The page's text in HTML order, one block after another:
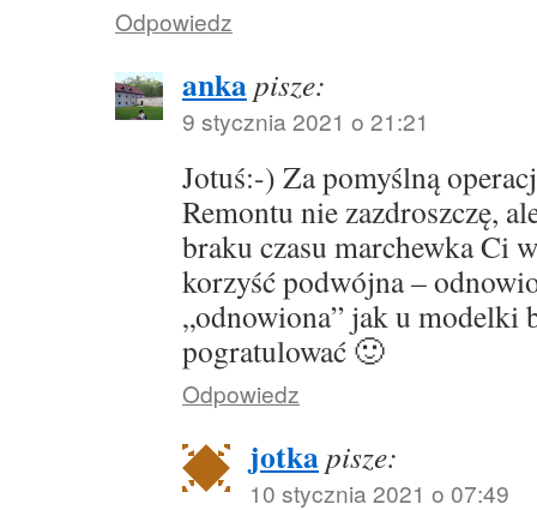
Odpowiedz
ankapisze:
9 stycznia 2021 o 21:21
Jotuś:-) Za pomyślną
Remontu nie zazdroszczę,
braku czasu marchewka Ci
korzyść podwójna –
„odnowiona” jak u modelki
pogratulować 🙂
Odpowiedz
jotkapisze:
10 stycznia 2021 o 07:49